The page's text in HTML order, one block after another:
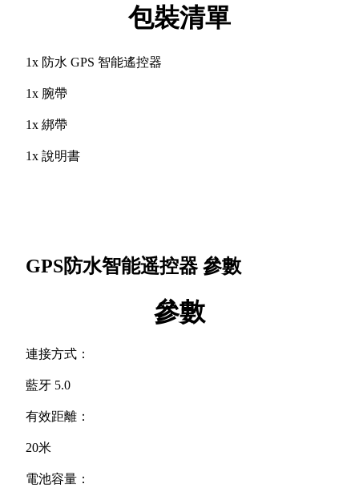
包裝清單
1x 防水 GPS 智能遙控器
1x 腕帶
1x 綁帶
1x 說明書
GPS防水智能遥控器參數
參數
連接方式：
藍牙 5.0
有效距離：
20米
電池容量：